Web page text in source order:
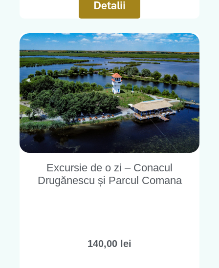
Detalii
Excursie de o zi – Conacul
Drugănescu și Parcul Comana
140,00 lei